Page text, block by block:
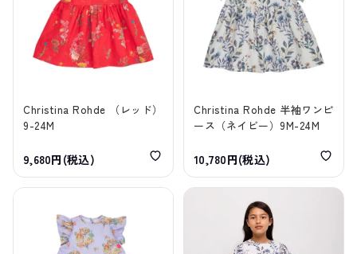
Christina Rohde （レッド）
9-24M
9,680円(税込)
Christina Rohde 半袖ワンピ
ース（ネイビー）9M-24M
10,780円(税込)